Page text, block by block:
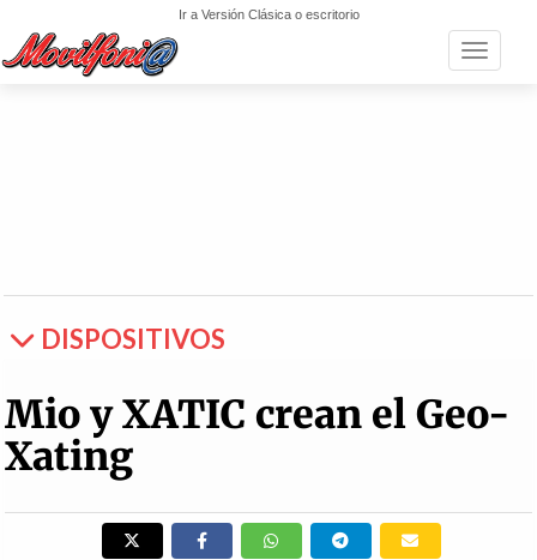
Ir a Versión Clásica o escritorio
Toggle
DISPOSITIVOS
Mio y XATIC crean el Geo-
Xating